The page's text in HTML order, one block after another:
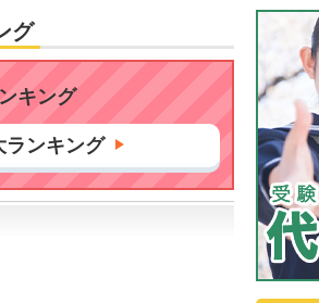
グ
キング
ランキング